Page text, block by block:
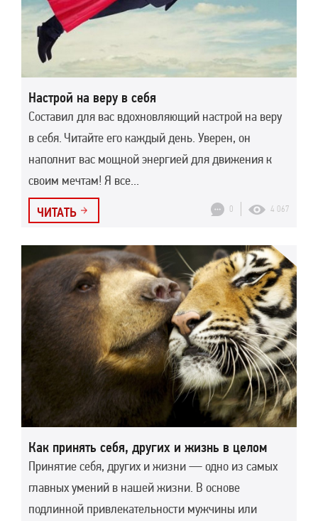
Настрой на веру в себя
Составил для вас вдохновляющий настрой на веру
в себя. Читайте его каждый день. Уверен, он
наполнит вас мощной энергией для движения к
своим мечтам! Я все...
ЧИТАТЬ 0 4 067
Как принять себя, других и жизнь в целом
Принятие себя, других и жизни — одно из самых
главных умений в нашей жизни. В основе
подлинной привлекательности мужчины или